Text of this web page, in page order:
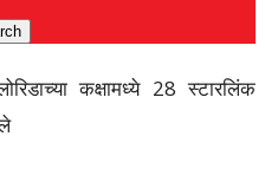
कक्षामध्ये 28 स्टारलिंक